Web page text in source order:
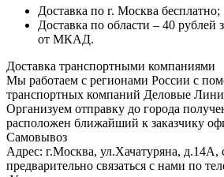
Доставка по г. Москва бесплатно;
Доставка по области – 40 рублей
от МКАД.
Доставка транспортными компаниями
Мы работаем с регионами России с
транспортных компаний Деловые
Организуем отправку до города
расположен ближайший к заказчику
Самовывоз
Адрес: г.Москва, ул.Хачатуряна, д.14А,
предварительно связаться с нами по